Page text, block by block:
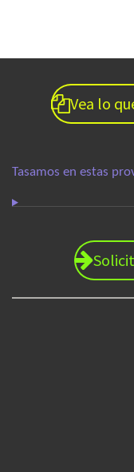
Vea lo
Tasamos en estas